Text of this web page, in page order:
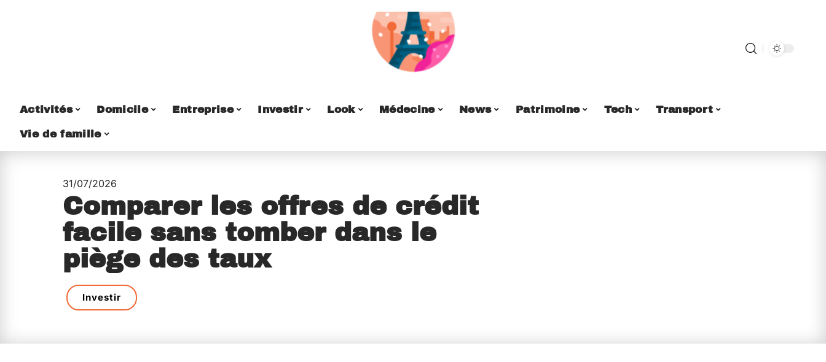
Activités Domicile Entreprise Investir Look Médecine News Patrimoine Tech Transport
Vie de famille
31/07/2026
Comparer les offres de crédit
facile sans tomber dans le
piège des taux
Investir